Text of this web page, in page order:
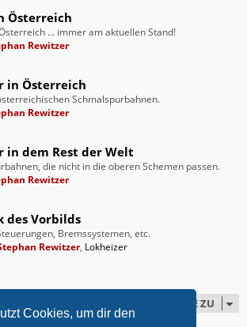
Cookies, um dir den
Österreich
... immer am aktuellen Stand!
Rewitzer
in Österreich
Schmalspurbahnen.
Rewitzer
in dem Rest der Welt
die nicht in die oberen Schemen passen.
Rewitzer
des Vorbilds
Bremssystemen, etc.
Rewitzer, Lokheizer
GEHE ZU